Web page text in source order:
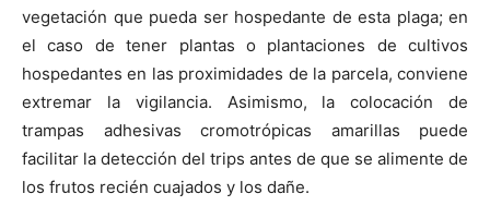
vegetación que pueda ser hospedante de esta plaga; en
el caso de tener plantas o plantaciones de cultivos
hospedantes en las proximidades de la parcela, conviene
extremar la vigilancia. Asimismo, la colocación de
trampas adhesivas cromotrópicas amarillas puede
facilitar la detección del trips antes de que se alimente de
los frutos recién cuajados y los dañe.